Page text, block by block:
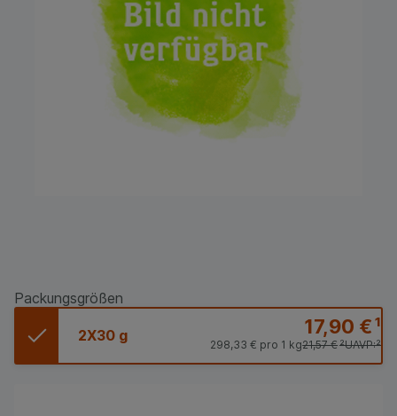
Packungsgrößen
2X30 g 17,90 €¹
UAVP:²
21,57 €²
298,33 € pro 1 kg